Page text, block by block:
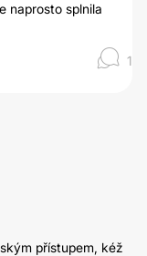
naprosto splnila
1
přístupem, kéž